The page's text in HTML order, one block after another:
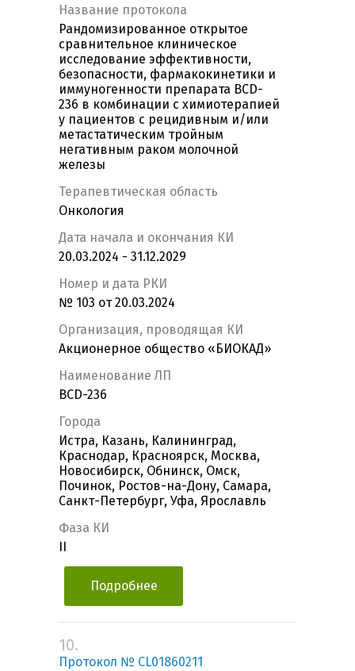
Название протокола
Рандомизированное открытое
сравнительное клиническое
исследование эффективности,
безопасности, фармакокинетики и
иммуногенности препарата BCD-
236 в комбинации с химиотерапией
у пациентов с рецидивным и/или
метастатическим тройным
негативным раком молочной
железы
Терапевтическая область
Онкология
Дата начала и окончания КИ
20.03.2024 - 31.12.2029
Номер и дата РКИ
№ 103 от 20.03.2024
Организация, проводящая КИ
Акционерное общество «БИОКАД»
Наименование ЛП
BCD-236
Города
Истра, Казань, Калининград,
Краснодар, Красноярск, Москва,
Новосибирск, Обнинск, Омск,
Починок, Ростов-на-Дону, Самара,
Санкт-Петербург, Уфа, Ярославль
Фаза КИ
Подробнее
10.
Протокол № CL01860211